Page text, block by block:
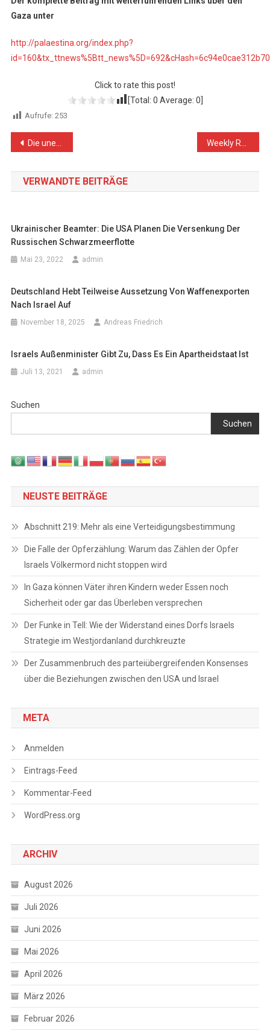
Gaza unter
http://palaestina.org/index.php?
Click to rate this post!
[Total: 0 Average: 0
Aufrufe: 253
Beitragsnavigation
Die unerträgliche Verlogenheit der „christlich-zionistischen“ Politiker und ihrer jüdischen Helfer! Weekly Report On Israeli Human Rights Violations in the Occupied Palestinian Territory (22 June – 05 July 2017)
VERWANDTE BEITRÄGE
Ukrainischer Beamter: Die USA Planen Die Versenkung Der
Russischen Schwarzmeerflotte
Mai 23, 2022 admin
Deutschland Hebt Teilweise Aussetzung Von Waffenexporten
Nach Israel Auf
November 18, 2025 Andreas Friedrich
Israels Außenminister Gibt Zu, Dass Es Ein Apartheidstaat Ist
Juli 13, 2021 admin
Suchen
Suchen
NEUSTE BEITRÄGE
Abschnitt 219: Mehr als eine Verteidigungsbestimmung
Die Falle der Opferzählung: Warum das Zählen der Opfer
Israels Völkermord nicht stoppen wird
In Gaza können Väter ihren Kindern weder Essen noch
Sicherheit oder gar das Überleben versprechen
Der Funke in Tell: Wie der Widerstand eines Dorfs Israels
Strategie im Westjordanland durchkreuzte
Der Zusammenbruch des parteiübergreifenden Konsenses
über die Beziehungen zwischen den USA und Israel
META
Anmelden
Eintrags-Feed
Kommentar-Feed
WordPress.org
ARCHIV
August 2026
Juli 2026
Juni 2026
Mai 2026
April 2026
März 2026
Februar 2026